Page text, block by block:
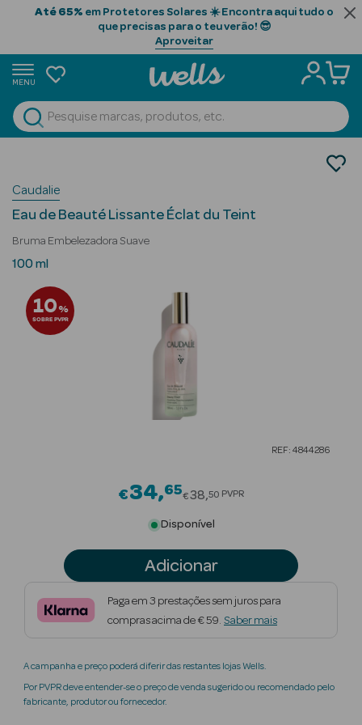
Até 65% em Protetores Solares ☀️ Encontra aqui tudo o
que precisas para o teu verão! 😎
Aproveitar
MENU
Ver Tudo
Beauty Season
Cabelo
Beauty Season
Beauty Season
Cosmética
Beauty Season
Nutricosmética
Perfumes
Beauty Season
Caudalie
Eau de Beauté Lissante Éclat du Teint
Bruma Embelezadora Suave
100 ml
10%
SOBRE PVPR
REF: 4844286
€34 65Price reduced from
€38 50 PVPR
Disponível
Adicionar
Paga em 3 prestações sem juros para
compras acima de € 59. Saber mais
A campanha e preço poderá diferir das restantes lojas Wells.
Por PVPR deve entender-se o preço de venda sugerido ou recomendado pelo
fabricante, produtor ou fornecedor.